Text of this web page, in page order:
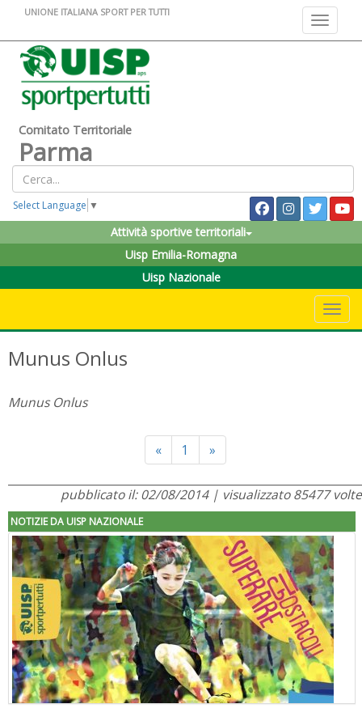
Toggle
UNIONE ITALIANA SPORT PER TUTTI
Comitato Territoriale
Parma
Select Language ▼
Attività sportive territoriali
Uisp Emilia-Romagna
Uisp Nazionale
Munus Onlus
Munus Onlus
«Previous
1 »Next
pubblicato il: 02/08/2014 | visualizzato 85477 volte
NOTIZIE DA UISP NAZIONALE